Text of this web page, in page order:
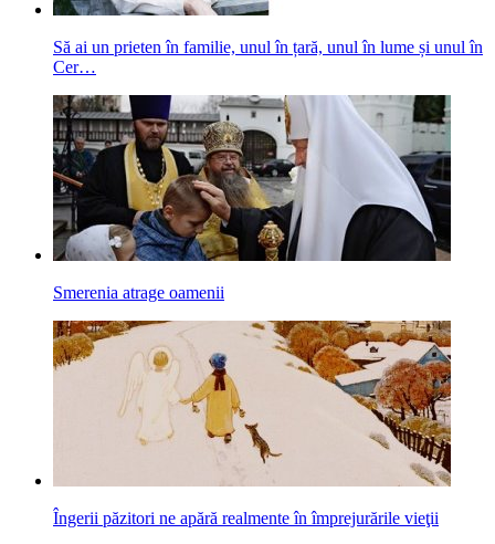
Să ai un prieten în familie, unul în țară, unul în lume și unul în
Cer…
Smerenia atrage oamenii
Îngerii păzitori ne apără realmente în împrejurările vieţii